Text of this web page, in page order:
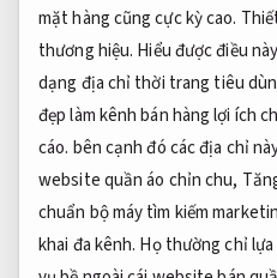
mặt hàng cũng cực kỳ cao.
thương hiệu. Hiểu được điều
dạng địa chỉ thời trang tiêu
đẹp làm kênh bán hàng lợi ích
cáo. bên cạnh đó các địa chỉ
website quần áo chỉn chu,
chuẩn bộ máy tìm kiếm
khai đa kênh. Họ thường chỉ